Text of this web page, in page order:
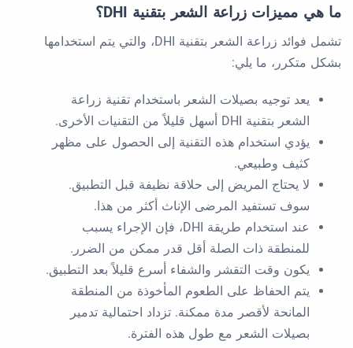
ما هي مميزات زراعة الشعر بتقنية DHI؟
تشمل فوائد زراعة الشعر بتقنية DHI، والتي يتم استخدامها
بشكل متكرر، ما يلي:
يعد توجيه بصيلات الشعر باستخدام تقنية زراعة
الشعر بتقنية DHI أسهل قليلاً من التقنيات الأخرى.
يؤدي استخدام هذه التقنية إلى الحصول على مظهر
كثيف وطبيعي.
لا يحتاج المريض إلى حلاقة نظيفة قبل التطبيق.
سوف تستفيد المرضى الإناث أكثر من هذا.
عند استخدام طريقة DHI، فإن الإجراء يسبب
للمنطقة ذات الصلة أقل قدر ممكن من الضرر.
يكون وقت التقشر والشفاء أسرع قليلاً بعد التطبيق.
يتم الحفاظ على الطعوم المأخوذة من المنطقة
المانحة لأقصر مدة ممكنة. تزداد احتمالية تدمير
بصيلات الشعر مع طول هذه الفترة.